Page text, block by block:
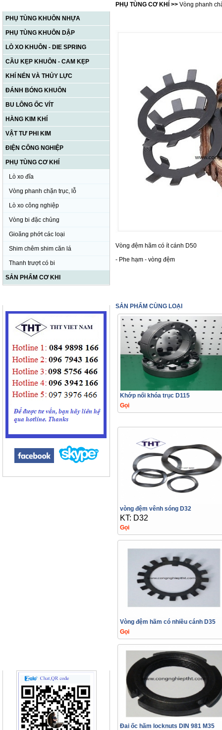
PHỤ TÙNG KHUÔN NHỰA
PHỤ TÙNG KHUÔN DẬP
LÒ XO KHUÔN - DIE SPRING
CẦU KẸP KHUÔN - CAM KẸP
KHÍ NÉN VÀ THỦY LỰC
ĐÁNH BÓNG KHUÔN
BU LÔNG ỐC VÍT
HÀNG KIM KHÍ
VẬT TƯ PHI KIM
ĐIỆN CÔNG NGHIỆP
PHỤ TÙNG CƠ KHÍ
Lò xo đĩa
Vòng phanh chặn trục, lỗ
Lò xo công nghiệp
Vòng bi đặc chủng
Gioăng phớt các loại
Shim chêm shim căn lá
Thanh trượt có bi
SẢN PHẨM CƠ KHI
PHỤ TÙNG CƠ KHÍ >> Vòng phanh
Vòng đệm hãm có ít cánh D50
- Phe hạm - vòng đệm
SẢN PHẨM CÙNG LOẠI
Khớp nối khóa trục D115
Gọi
vòng đệm vênh sóng D32
KT: D32
Gọi
Vòng đệm hãm có nhiều cánh D35
Gọi
Đai ốc hãm locknuts DIN 981 M35